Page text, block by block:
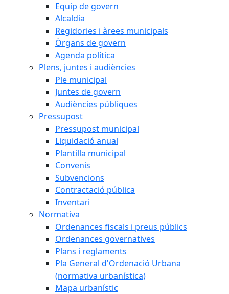
Equip de govern
Alcaldia
Regidories i àrees municipals
Òrgans de govern
Agenda política
Plens, juntes i audiències
Ple municipal
Juntes de govern
Audiències públiques
Pressupost
Pressupost municipal
Liquidació anual
Plantilla municipal
Convenis
Subvencions
Contractació pública
Inventari
Normativa
Ordenances fiscals i preus públics
Ordenances governatives
Plans i reglaments
Pla General d'Ordenació Urbana
(normativa urbanística)
Mapa urbanístic